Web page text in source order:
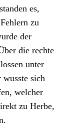
es,
zu
der
die rechte
unter
wusste sich
welcher
zu Herbe,